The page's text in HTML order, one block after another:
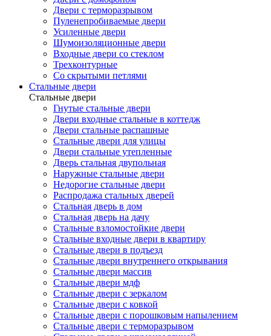
Двери с терморазрывом
Пуленепробиваемые двери
Усиленные двери
Шумоизоляционные двери
Входные двери со стеклом
Трехконтурные
Со скрытыми петлями
Стальные двери
Стальные двери
Гнутые стальные двери
Двери входные стальные в коттедж
Двери стальные распашные
Стальные двери для улицы
Двери стальные утепленные
Дверь стальная двупольная
Наружные стальные двери
Недорогие стальные двери
Распродажа стальных дверей
Стальная дверь в дом
Стальная дверь на дачу
Стальные взломостойкие двери
Стальные входные двери в квартиру
Стальные двери в подъезд
Стальные двери внутреннего открывания
Стальные двери массив
Стальные двери мдф
Стальные двери с зеркалом
Стальные двери с ковкой
Стальные двери с порошковым напылением
Стальные двери с терморазрывом